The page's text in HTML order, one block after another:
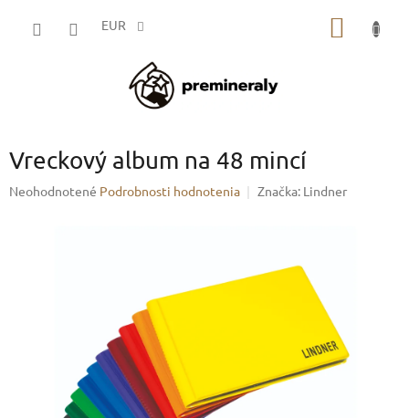
EUR
Vreckový album na 48 mincí
Priemerné
Neohodnotené Podrobnosti hodnotenia Značka: Lindner